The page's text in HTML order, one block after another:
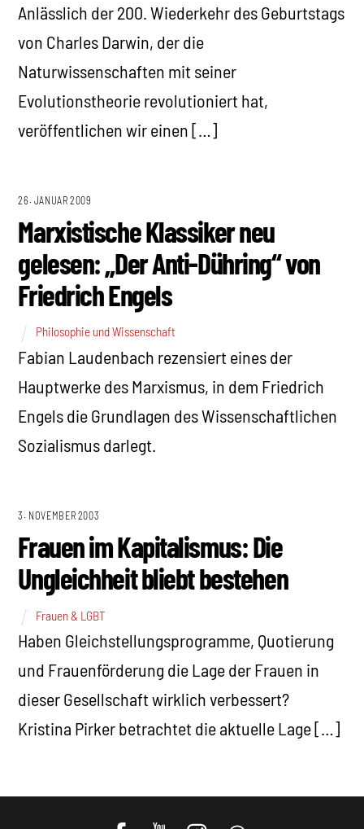
Anlässlich der 200. Wiederkehr des Geburtstags
von Charles Darwin, der die
Naturwissenschaften mit seiner
Evolutionstheorie revolutioniert hat,
veröffentlichen wir einen […]
26. JANUAR 2009
Marxistische Klassiker neu
gelesen: „Der Anti-Dühring“ von
Friedrich Engels
Philosophie und Wissenschaft
Fabian Laudenbach rezensiert eines der
Hauptwerke des Marxismus, in dem Friedrich
Engels die Grundlagen des Wissenschaftlichen
Sozialismus darlegt.
3. NOVEMBER 2003
Frauen im Kapitalismus: Die
Ungleichheit bliebt bestehen
Frauen & LGBT
Haben Gleichstellungsprogramme, Quotierung
und Frauenförderung die Lage der Frauen in
dieser Gesellschaft wirklich verbessert?
Kristina Pirker betrachtet die aktuelle Lage […]